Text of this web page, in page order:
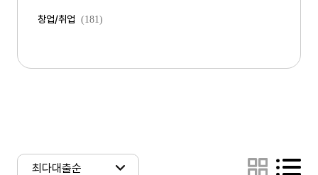
창업/취업 (181)